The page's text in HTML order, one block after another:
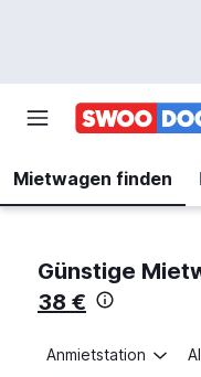
Mietwagen finden
Günstige
38 €
Anmietstation